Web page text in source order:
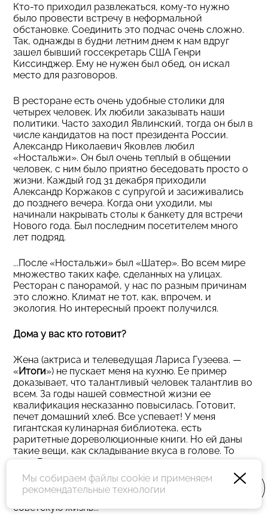
Кто-то приходил развлекаться, кому-то нужно
было провести встречу в неформальной
обстановке. Соединить это подчас очень сложно.
Так, однажды в будни летним днем к нам вдруг
зашел бывший госсекретарь США Генри
Киссинджер. Ему не нужен был обед, он искал
место для разговоров.
В ресторане есть очень удобные столики для
четырех человек. Их любили заказывать наши
политики. Часто заходил Явлинский, тогда он был в
числе кандидатов на пост президента России.
Александр Николаевич Яковлев любил
«Ностальжи». Он был очень теплый в общении
человек, с ним было приятно беседовать просто о
жизни. Каждый год 31 декабря приходили
Александр Коржаков с супругой и засиживались
до позднего вечера. Когда они уходили, мы
начинали накрывать столы к банкету для встречи
Нового года. Был последним посетителем много
лет подряд.
...После «Ностальжи» был «Шатер». Во всем мире
множество таких кафе, сделанных на улицах.
Ресторан с панорамой, у нас по разным причинам
это сложно. Климат не тот, как, впрочем, и
экология. Но интересный проект получился.
Дома у вас кто готовит?
Жена (актриса и телеведущая Лариса Гузеева. —
«Итоги») не пускает меня на кухню. Ее пример
доказывает, что талантливый человек талантлив во
всем. За годы нашей совместной жизни ее
квалификация несказанно повысилась. Готовит,
печет домашний хлеб. Все успевает! У меня
гигантская кулинарная библиотека, есть
раритетные дореволюционные книги. Но ей даны
такие вещи, как складывание вкуса в голове. То
есть Лариса заранее знает, что от соединения
каких-то ингредиентов в итоге получится. Я так не
умею. Она как-то приготовила тефтели с соусом по
рецептам XIX века, адаптированным под нашу
советскую жизнь...
Мы собираем файлы cookie и применяем
рекомендательные технологии